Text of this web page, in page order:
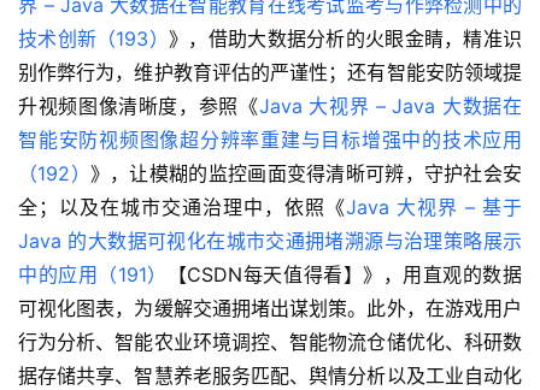
界 – Java 大数据在智能教育在线考试监考与作弊检测中的
技术创新（193）》，借助大数据分析的火眼金睛，精准识
别作弊行为，维护教育评估的严谨性；还有智能安防领域提
升视频图像清晰度，参照《Java 大视界 – Java 大数据在
智能安防视频图像超分辨率重建与目标增强中的技术应用
（192） 》，让模糊的监控画面变得清晰可辨，守护社会安
全；以及在城市交通治理中，依照《Java 大视界 – 基于
Java 的大数据可视化在城市交通拥堵溯源与治理策略展示
中的应用（191）
【CSDN每天值得看】》，用直观的数据
可视化图表，为缓解交通拥堵出谋划策。此外，在游戏用户
行为分析、智能农业环境调控、智能物流仓储优化、科研数
据存储共享、智慧养老服务匹配、舆情分析以及工业自动化